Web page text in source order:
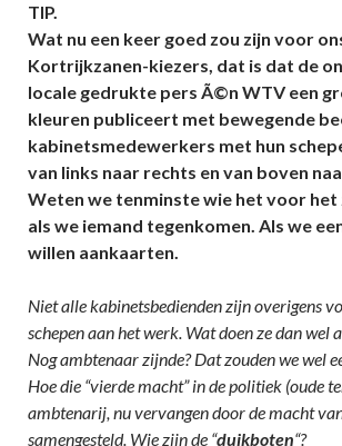
TIP.
Wat nu een keer goed zou zijn voor
Kortrijkzanen-kiezers, dat is dat de
locale gedrukte pers Ã©n WTV een
kleuren publiceert met bewegende
kabinetsmedewerkers met hun
van links naar rechts en van boven
Weten we tenminste wie het voor het
als we iemand tegenkomen. Als we
willen aankaarten.
Niet alle kabinetsbedienden zijn overigens
schepen aan het werk. Wat doen ze dan wel
Nog ambtenaar zijnde? Dat zouden we wel
Hoe die “vierde macht” in de politiek (oude
ambtenarij, nu vervangen door de macht
samengesteld. Wie zijn de “duikboten“?